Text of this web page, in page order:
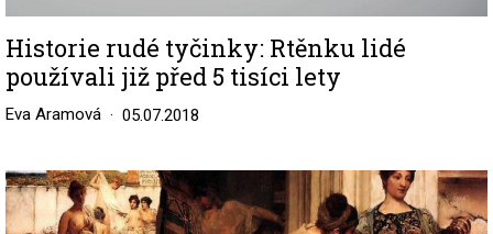
Historie rudé tyčinky: Rtěnku lidé
používali již před 5 tisíci lety
Eva Aramová 05.07.2018
Image